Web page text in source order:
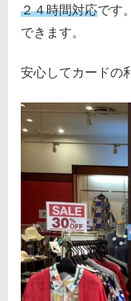
２４時間対応です
できます。
安心してカードの